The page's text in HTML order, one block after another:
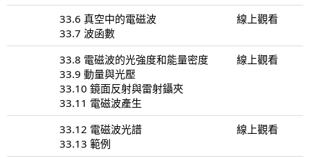
33.6 真空中的電磁波
33.7 波函數
線上觀看
33.8 電磁波的光強度和能量密度
33.9 動量與光壓
33.10 鏡面反射與雷射鑷夾
33.11 電磁波產生
線上觀看
33.12 電磁波光譜
33.13 範例
線上觀看